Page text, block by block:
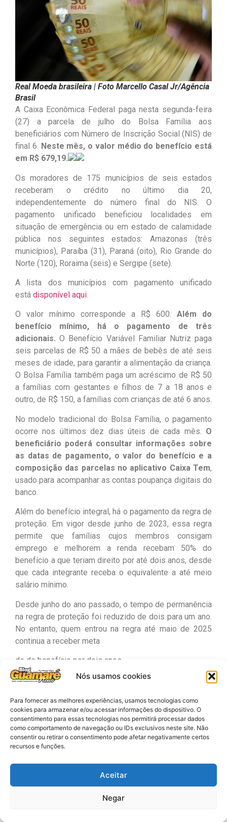
Nós usamos cookies
Para fornecer as melhores experiências, usamos tecnologias como
cookies para armazenar e/ou acessar informações do dispositivo. O
consentimento para essas tecnologias nos permitirá processar dados
como comportamento de navegação ou IDs exclusivos neste site. Não
consentir ou retirar o consentimento pode afetar negativamente certos
recursos e funções.
Aceitar
Negar
Real Moeda brasileira | Foto Marcello Casal Jr/Agência
Brasil
A Caixa Econômica Federal paga nesta segunda-feira
(27) a parcela de julho do Bolsa Família aos
beneficiários com Número de Inscrição Social (NIS) de
final 6. Neste mês, o valor médio do benefício está
em R$ 679,19.
Os moradores de 175 municípios de seis estados
receberam o crédito no último dia 20,
independentemente do número final do NIS. O
pagamento unificado beneficiou localidades em
situação de emergência ou em estado de calamidade
pública nos seguintes estados: Amazonas (três
municípios), Paraíba (31), Paraná (oito), Rio Grande do
Norte (120), Roraima (seis) e Sergipe (sete).
A lista dos municípios com pagamento unificado
está disponível aqui.
O valor mínimo corresponde a R$ 600. Além do
benefício mínimo, há o pagamento de três
adicionais. O Benefício Variável Familiar Nutriz paga
seis parcelas de R$ 50 a mães de bebês de até seis
meses de idade, para garantir a alimentação da criança.
O Bolsa Família também paga um acréscimo de R$ 50
a famílias com gestantes e filhos de 7 a 18 anos e
outro, de R$ 150, a famílias com crianças de até 6 anos.
No modelo tradicional do Bolsa Família, o pagamento
ocorre nos últimos dez dias úteis de cada mês. O
beneficiário poderá consultar informações sobre
as datas de pagamento, o valor do benefício e a
composição das parcelas no aplicativo Caixa Tem,
usado para acompanhar as contas poupança digitais do
banco.
Além do benefício integral, há o pagamento da regra de
proteção. Em vigor desde junho de 2023, essa regra
permite que famílias cujos membros consigam
emprego e melhorem a renda recebam 50% do
benefício a que teriam direito por até dois anos, desde
que cada integrante receba o equivalente a até meio
salário mínimo.
Desde junho do ano passado, o tempo de permanência
na regra de proteção foi reduzido de dois para um ano.
No entanto, quem entrou na regra até maio de 2025
continua a receber meta
de do benefício por dois anos.
Desde 2024, os beneficiários do Bolsa Família não
foi estabelecida pelaLei 14.601/2023, que resgatou o
Programa Bolsa Família (PBF). O Seguro Defeso é
pago a pessoas que sobrevivem exclusivamente da
pesca artesanal e que não podem exercer a atividade
durante o período da piracema (reprodução dos
peixes).